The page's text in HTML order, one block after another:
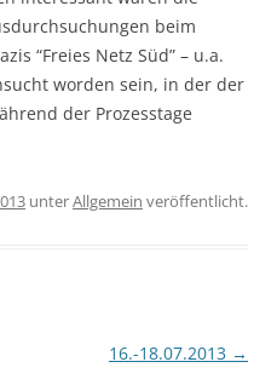
beim
“Freies Netz Süd” – u.a.
worden sein, in der der
der Prozesstage
unterAllgemein veröffentlicht.
16.-18.07.2013 →